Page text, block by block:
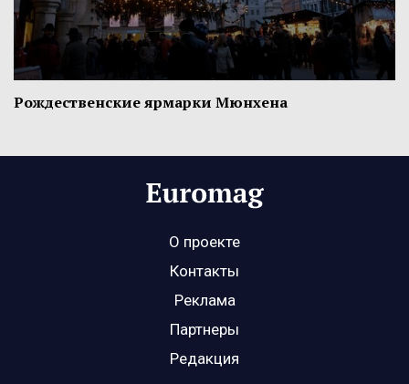
Рождественские ярмарки Мюнхена
О проекте
Контакты
Реклама
Партнеры
Редакция